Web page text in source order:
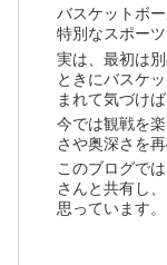
バスケットボ
特別なスポーツ
実は、最初は
ときにバスケ
まれて気づけ
今では観戦を
さや奥深さを
このブログで
さんと共有し
思っています